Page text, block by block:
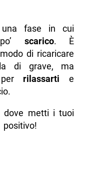
una fase in cui
scarico. È
di ricaricare
di grave, ma
rilassarti e
dove metti i tuoi